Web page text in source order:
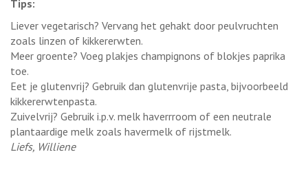
Tips:
Liever vegetarisch? Vervang het gehakt door peulvruchten
zoals linzen of kikkererwten.
Meer groente? Voeg plakjes champignons of blokjes paprika
toe.
Eet je glutenvrij? Gebruik dan glutenvrije pasta, bijvoorbeeld
kikkererwtenpasta.
Zuivelvrij? Gebruik i.p.v. melk haverrroom of een neutrale
plantaardige melk zoals havermelk of rijstmelk.
Liefs, Williene